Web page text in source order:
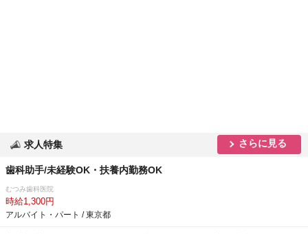
求人特集 さらに見る
歯科助手/未経験OK・扶養内勤務OK
むつみ歯科医院
時給1,300円
アルバイト・パート / 東京都